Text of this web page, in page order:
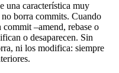
una característica muy
borra commits. Cuando
commit –amend, rebase o
o desaparecen. Sin
ni los modifica: siempre